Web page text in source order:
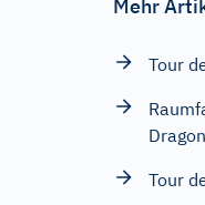
Mehr
Tour
Tour